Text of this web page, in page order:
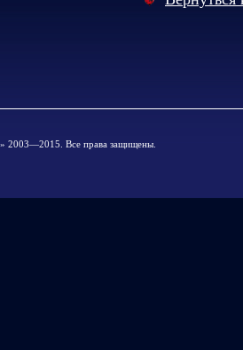
2003—2015. Все права защищены.